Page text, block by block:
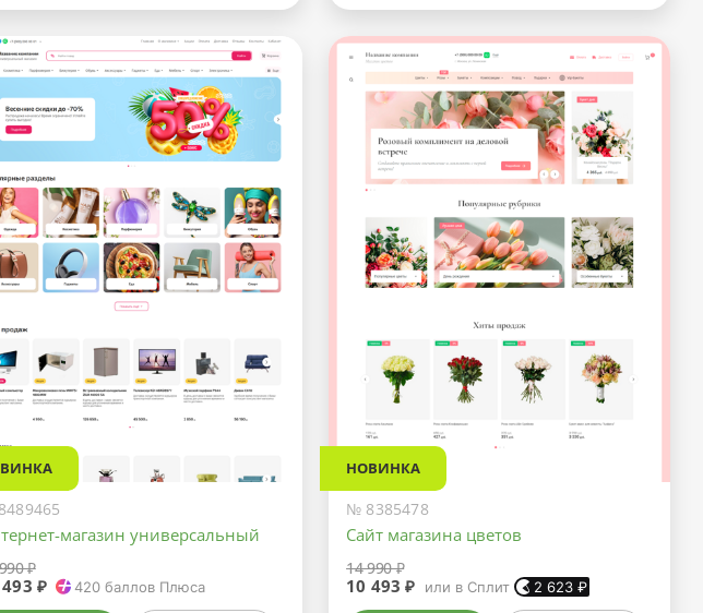
магазин универсальный
₽
₽ 420 баллов Плюса
НОВИНКА
№ 8385478
Сайт магазина цветов
14 990 ₽
10 493 ₽ или в Сплит 2 623₽